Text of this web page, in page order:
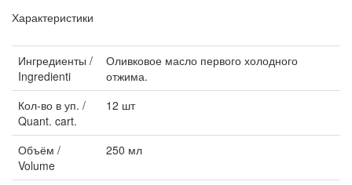
Характеристики
Ингредиенты /
Ingredienti
Оливковое масло первого холодного
отжима.
Кол-во в уп. /
Quant. cart.
12 шт
Объём /
Volume
250 мл